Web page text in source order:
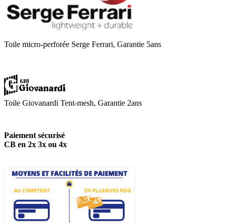
Toile micro-perforée Serge Ferrari, Garantie 5ans
Toile Giovanardi Tent-mesh, Garantie 2ans
Paiement sécurisé
CB en 2x 3x ou 4x